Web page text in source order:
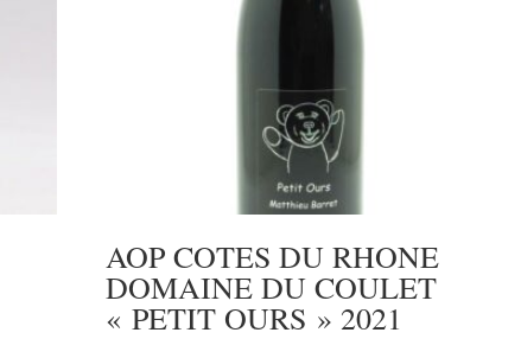
AOP COTES DU RHONE
DOMAINE DU COULET
« PETIT OURS » 2021